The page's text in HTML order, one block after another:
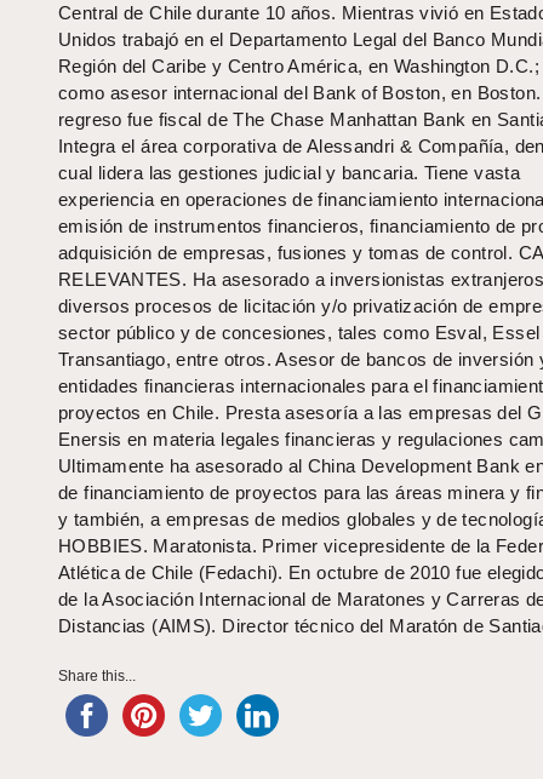
Central de Chile durante 10 años. Mientras vivió en
Unidos trabajó en el Departamento Legal del Banco
Región del Caribe y Centro América, en Washington
como asesor internacional del Bank of Boston, en
regreso fue fiscal de The Chase Manhattan Bank en
Integra el área corporativa de Alessandri & Compañía,
cual lidera las gestiones judicial y bancaria. Tiene vasta
experiencia en operaciones de financiamiento
emisión de instrumentos financieros, financiamiento de
adquisición de empresas, fusiones y tomas de control.
RELEVANTES. Ha asesorado a inversionistas
diversos procesos de licitación y/o privatización de
sector público y de concesiones, tales como Esval,
Transantiago, entre otros. Asesor de bancos de inversión
entidades financieras internacionales para el
proyectos en Chile. Presta asesoría a las empresas del
Enersis en materia legales financieras y regulaciones
Ultimamente ha asesorado al China Development Bank
de financiamiento de proyectos para las áreas minera y
y también, a empresas de medios globales y de
HOBBIES. Maratonista. Primer vicepresidente de la
Atlética de Chile (Fedachi). En octubre de 2010 fue
de la Asociación Internacional de Maratones y Carreras
Distancias (AIMS). Director técnico del Maratón de
Share this...